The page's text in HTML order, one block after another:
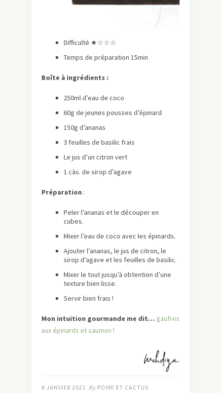
Difficulté ★☆☆☆
Temps de préparation 15min
Boîte à ingrédients :
250ml d’eau de coco
60g de jeunes pousses d’épinard
150g d’ananas
3 feuilles de basilic frais
Le jus d’un citron vert
1 càs. de sirop d’agave
Préparation :
Peler l’ananas et le découper en
cubes.
Mixer l’eau de coco avec les épinards.
Ajouter l’ananas, le jus de citron, le
sirop d’agave et les feuilles de basilic.
Mixer le tout jusqu’à obtention d’une
texture bien lisse.
Servir bien frais !
Mon intuition gourmande me dit… gaufres
aux épinards et saumon !
8 JANVIER 2021 By POIRE ET CACTUS